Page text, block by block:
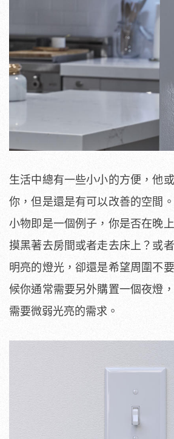
生活中總有一些小小的方便，他
你，但是還是有可以改善的空間
小物即是一個例子，你是否在晚
摸黑著去房間或者走去床上？或
明亮的燈光，卻還是希望周圍不
候你通常需要另外購置一個夜燈
需要微弱光亮的需求。